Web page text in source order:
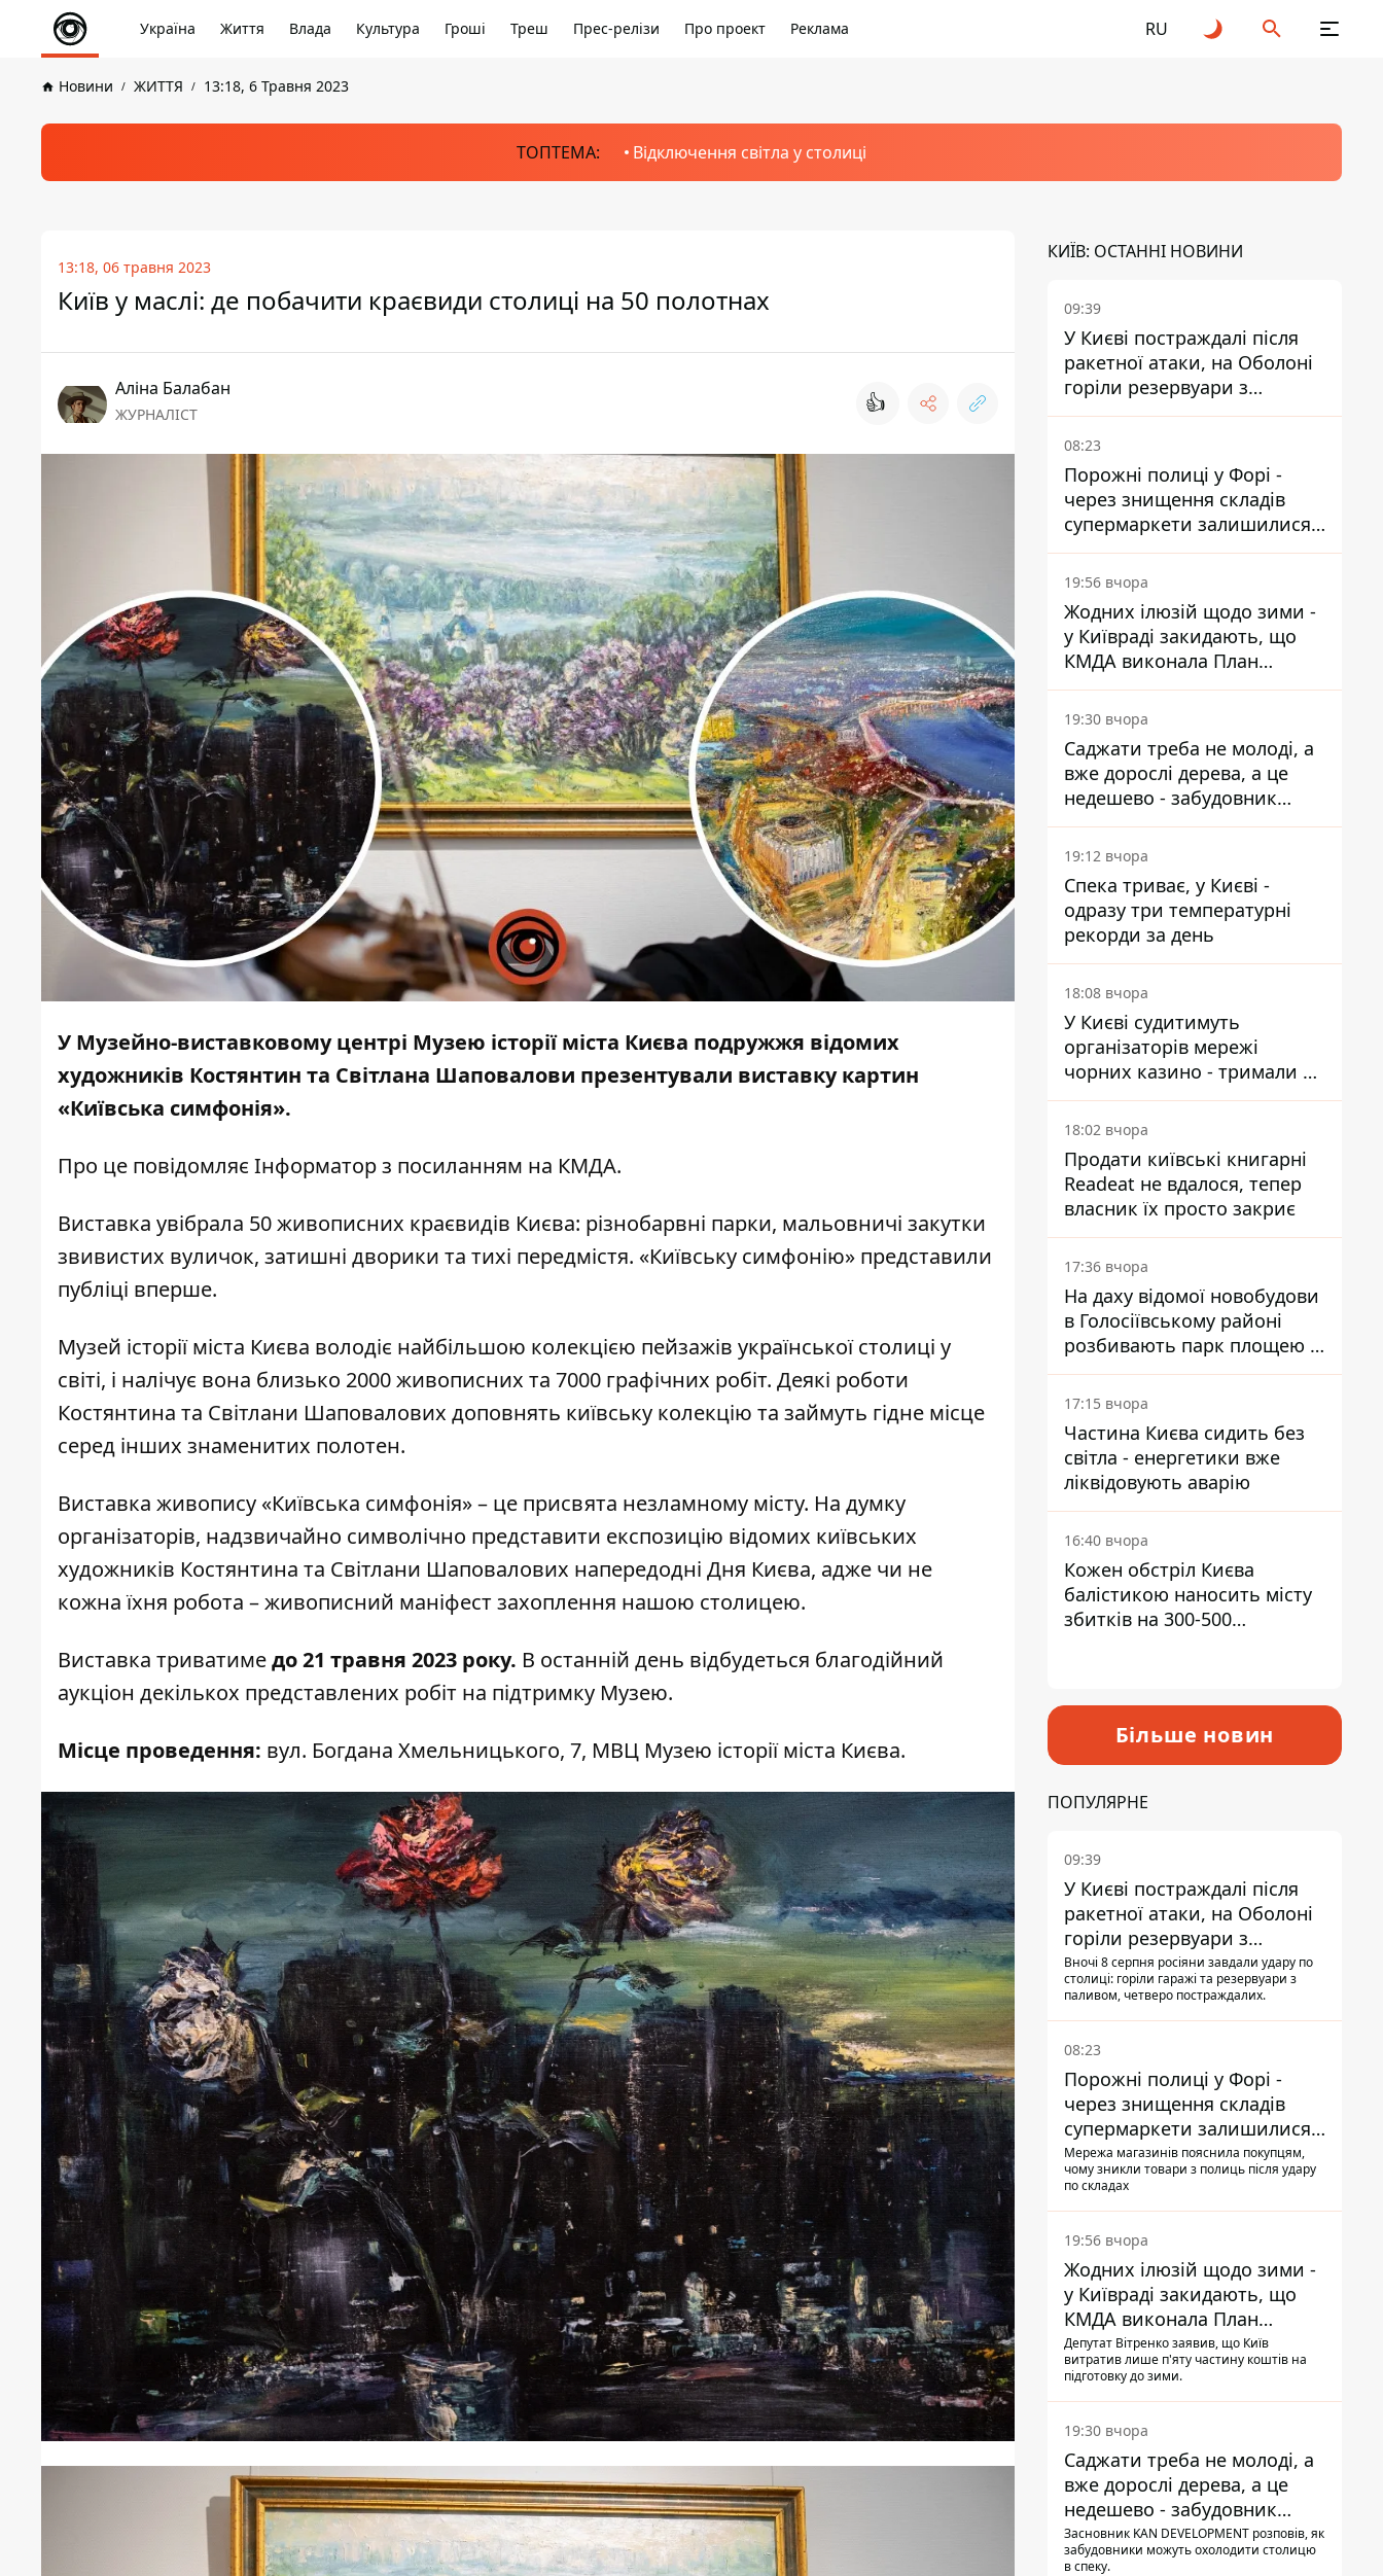
Україна Життя Влада Культура Гроші Треш Прес-релізи Про проект Реклама RU
Новини ЖИТТЯ 13:18, 6 Травня 2023
ТОПТЕМА: Відключення світла у столиці
13:18, 06 травня 2023
Київ у маслі: де побачити краєвиди столиці на 50 полотнах
Аліна Балабан
ЖУРНАЛІСТ 👍
У Музейно-виставковому центрі Музею історії міста Києва подружжя відомих
художників Костянтин та Світлана Шаповалови презентували виставку картин
«Київська симфонія».
Про це повідомляє Інформаторз посиланням на КМДА.
Виставка увібрала 50 живописних краєвидів Києва: різнобарвні парки, мальовничі закутки
звивистих вуличок, затишні дворики та тихі передмістя. «Київську симфонію» представили
публіці вперше.
Музей історії міста Києва володіє найбільшою колекцією пейзажів української столиці у
світі, і налічує вона близько 2000 живописних та 7000 графічних робіт. Деякі роботи
Костянтина та Світлани Шаповалових доповнять київську колекцію та займуть гідне місце
серед інших знаменитих полотен.
Виставка живопису «Київська симфонія» – це присвята незламному місту. На думку
організаторів, надзвичайно символічно представити експозицію відомих київських
художників Костянтина та Світлани Шаповалових напередодні Дня Києва, адже чи не
кожна їхня робота – живописний маніфест захоплення нашою столицею.
Виставка триватимедо 21 травня 2023 року. В останній день відбудеться благодійний
аукціон декількох представлених робіт на підтримку Музею.
Місце проведення: вул. Богдана Хмельницького, 7, МВЦ Музею історії міста Києва.
КИЇВ: ОСТАННІ НОВИНИ
09:39
У Києві постраждалі після
ракетної атаки, на Оболоні
горіли резервуари з
паливом
08:23
Порожні полиці у Форі -
через знищення складів
супермаркети залишилися
без асортименту
19:56 вчора
Жодних ілюзій щодо зими -
у Київраді закидають, що
КМДА виконала План
стійкості на 20%
19:30 вчора
Саджати треба не молоді, а
вже дорослі дерева, а це
недешево - забудовник
Ніконов
19:12 вчора
Спека триває, у Києві -
одразу три температурні
рекорди за день
18:08 вчора
У Києві судитимуть
організаторів мережі
чорних казино - тримали 39
закладів
18:02 вчора
Продати київські книгарні
Readeat не вдалося, тепер
власник їх просто закриє
17:36 вчора
На даху відомої новобудови
в Голосіївському районі
розбивають парк площею в
гектар
17:15 вчора
Частина Києва сидить без
світла - енергетики вже
ліквідовують аварію
16:40 вчора
Кожен обстріл Києва
балістикою наносить місту
збитків на 300-500
Більше новин
ПОПУЛЯРНЕ
09:39
У Києві постраждалі після
ракетної атаки, на Оболоні
горіли резервуари з
паливом
Вночі 8 серпня росіяни завдали удару по
столиці: горіли гаражі та резервуари з
паливом, четверо постраждалих.
08:23
Порожні полиці у Форі -
через знищення складів
супермаркети залишилися
без асортименту
Мережа магазинів пояснила покупцям,
чому зникли товари з полиць після удару
по складах
19:56 вчора
Жодних ілюзій щодо зими -
у Київраді закидають, що
КМДА виконала План
стійкості на 20%
Депутат Вітренко заявив, що Київ
витратив лише п'яту частину коштів на
підготовку до зими.
19:30 вчора
Саджати треба не молоді, а
вже дорослі дерева, а це
недешево - забудовник
Ніконов
Засновник KAN DEVELOPMENT розповів, як
забудовники можуть охолодити столицю
в спеку.